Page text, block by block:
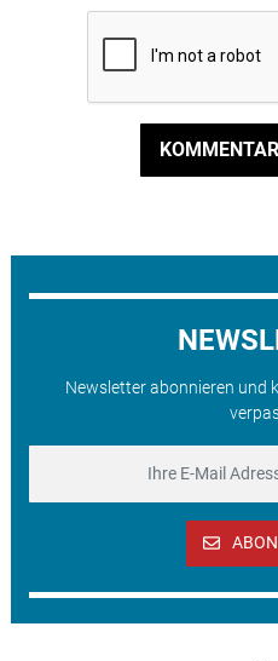
Newsletter abonnieren und